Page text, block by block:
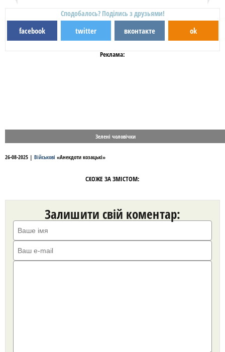
Сподобалось? Поділись з друзьями!
facebook twitter вконтакте ok
Реклама:
Зелені чоловічки
26-08-2025 | Військові «Анекдоти козацькі»
СХОЖЕ ЗА ЗМІСТОМ:
Залишити свій коментар: